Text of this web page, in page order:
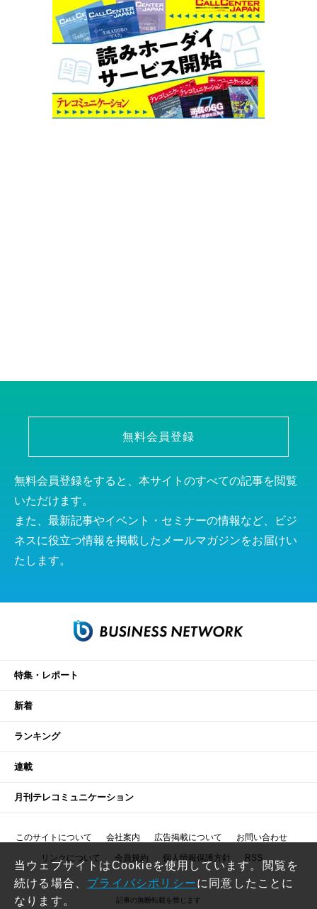
無料会員登録
無料会員登録をすると、本サイトのすべての記事を閲覧
いただけます。
また、最新記事やイベント・セミナーの情報など、ビジ
ネスに役立つ情報を掲載したメールマガジンをお届けい
たします。
特集・レポート
新着
ランキング
連載
月刊テレコミュニケーション
このサイトについて 会社案内 広告掲載について お問い合わせ
リンクについて 会員規約 個人情報保護方針 RSS
記事の無断転載を禁じます
当ウェブサイトはCookieを使用しています。閲覧を
続ける場合、 プライバシポリシーに同意したことに
なります。